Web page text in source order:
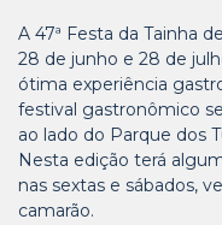
A 47ª Festa da Tainha
28 de junho e 28 de
ótima experiência
festival gastronômico
ao lado do Parque dos
Nesta edição terá
nas sextas e sábados,
camarão.